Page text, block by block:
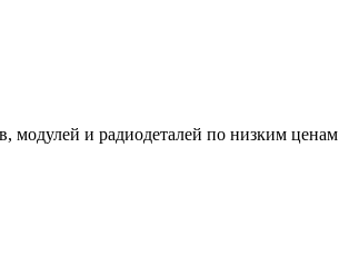
модулей и радиодеталей по низким ценам